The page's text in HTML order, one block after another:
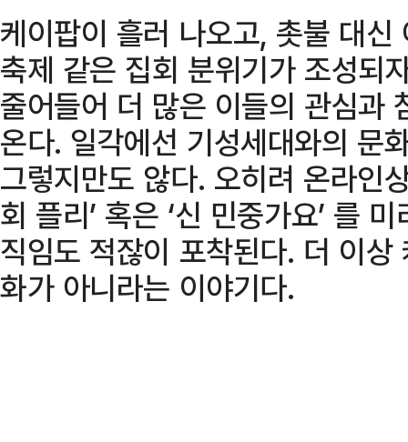
케이팝이 흘러 나오고, 촛불 대
축제 같은 집회 분위기가 조성되
줄어들어 더 많은 이들의 관심과
온다. 일각에선 기성세대와의 문
그렇지만도 않다. 오히려 온라인
회 플리’ 혹은 ‘신 민중가요’ 를
직임도 적잖이 포착된다. 더 이
화가 아니라는 이야기다.